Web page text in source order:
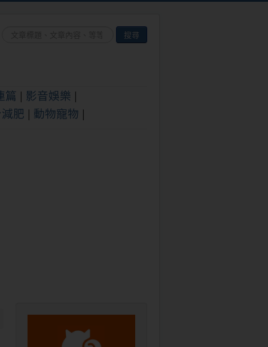
搜尋
篇 | 影音娛樂 |
肥 | 動物寵物 |